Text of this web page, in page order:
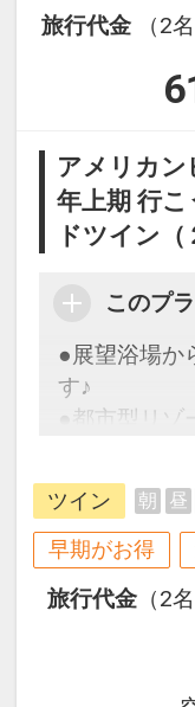
国立公園に
前後泊にも
より徒歩約
那覇空港よ
橋（みえば
備！
疲労回復や
設定期間：
30日
旅行代金
（2
アメリカン
年上期 行
ドツイン（
このプ
●展望浴場か
す♪
●都市型リ
【９０日前
ご宿泊の９
ツイン 朝 昼
早期がお得
旅行代金 （2